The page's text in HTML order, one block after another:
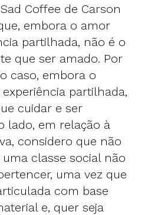
Coffee de Carson
embora o amor
partilhada, não é o
que ser amado. Por
caso, embora o
partilhada,
cuidar e ser
lado, em relação à
considero que não
classe social não
uma vez que
com base
e, quer seja